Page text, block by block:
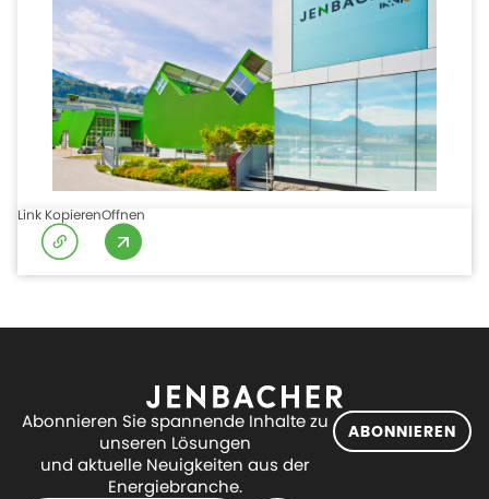
Link KopierenOffnen
Abonnieren Sie spannende Inhalte zu
unseren Lösungen
und aktuelle Neuigkeiten aus der
Energiebranche.
ABONNIEREN